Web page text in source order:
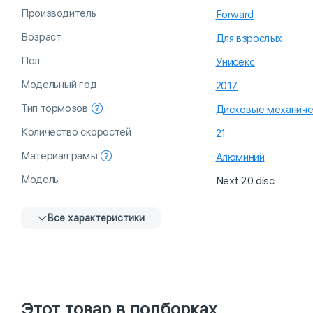
Производитель
Forward
Возраст
Для взрослых
Пол
Унисекс
Модельный год
2017
Тип тормозов
Дисковые
Количество скоростей
21
Материал рамы
Алюминий
Модель
Next 2.0 disc
Все характеристики